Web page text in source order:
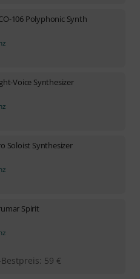
106 Polyphonic Synth
Voice Synthesizer
Soloist Synthesizer
Spirit
: 59 €